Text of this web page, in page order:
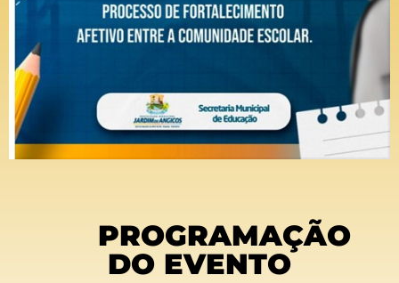
PROGRAMAÇÃO
DO EVENTO